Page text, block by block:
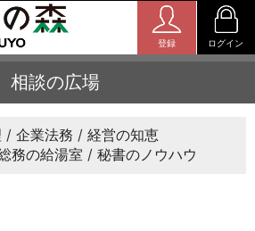
登録 ログイン
相談の広場
企業法務
経営の知恵
務の給湯室 秘書のノウハウ